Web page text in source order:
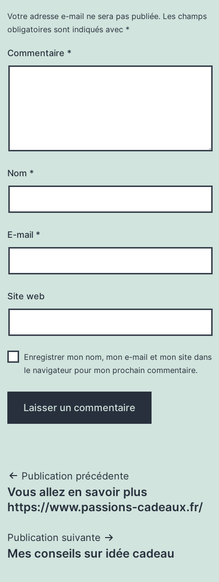
Votre adresse e-mail ne sera pas publiée. Les champs
obligatoires sont indiqués avec *
Commentaire *
Nom *
E-mail *
Site web
Enregistrer mon nom, mon e-mail et mon site dans
le navigateur pour mon prochain commentaire.
Navigation
de
Publication précédente
Vous allez en savoir plus
https://www.passions-cadeaux.fr/
Publication suivante
Mes conseils sur idée cadeau